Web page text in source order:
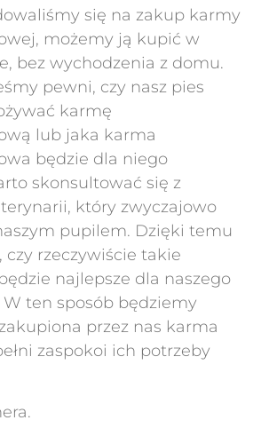
się na zakup karmy
możemy ją kupić w
bez wychodzenia z domu.
pewni, czy nasz pies
karmę
lub jaka karma
będzie dla niego
skonsultować się z
który zwyczajowo
pupilem. Dzięki temu
czy rzeczywiście takie
najlepsze dla naszego
ten sposób będziemy
przez nas karma
zaspokoi ich potrzeby